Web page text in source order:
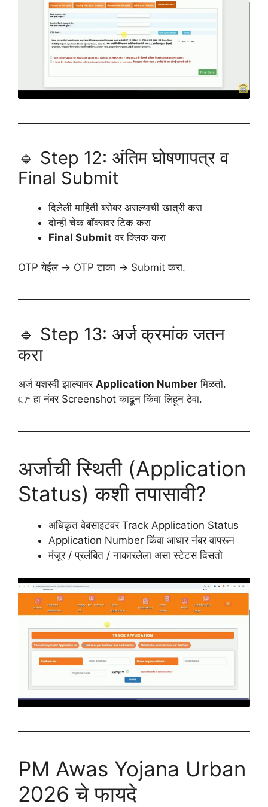
🔹 Step 12: अंतिम घोषणापत्र व
Final Submit
दिलेली माहिती बरोबर असल्याची खात्री करा
दोन्ही चेक बॉक्सवर टिक करा
Final Submit वर क्लिक करा
OTP येईल → OTP टाका → Submit करा.
🔹 Step 13: अर्ज क्रमांक जतन
करा
अर्ज यशस्वी झाल्यावर Application Number मिळतो.
👉 हा नंबर Screenshot काढून किंवा लिहून ठेवा.
अर्जाची स्थिती (Application
Status) कशी तपासावी?
अधिकृत वेबसाइटवर Track Application Status
Application Number किंवा आधार नंबर वापरून
मंजूर / प्रलंबित / नाकारलेला असा स्टेटस दिसतो
PM Awas Yojana Urban
2026 चे फायदे